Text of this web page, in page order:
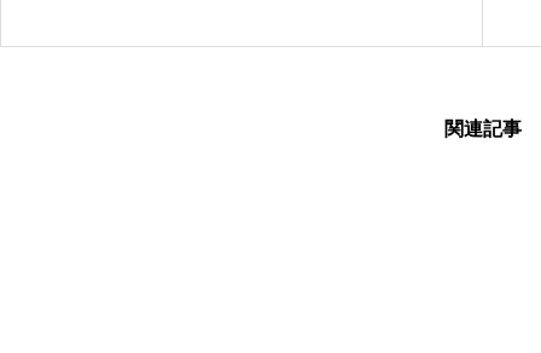
関連記事